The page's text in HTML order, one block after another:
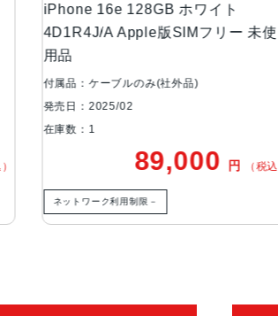
ングルカメラ
万画素
iPhone 16e 128GB ホワイト
4D1R4J/A Apple版SIMフリー 未使
用品
付属品：ケーブルのみ(社外品)
発売日：2025/02
在庫数：1
89,000 円 （税込
ネットワーク利用制限－